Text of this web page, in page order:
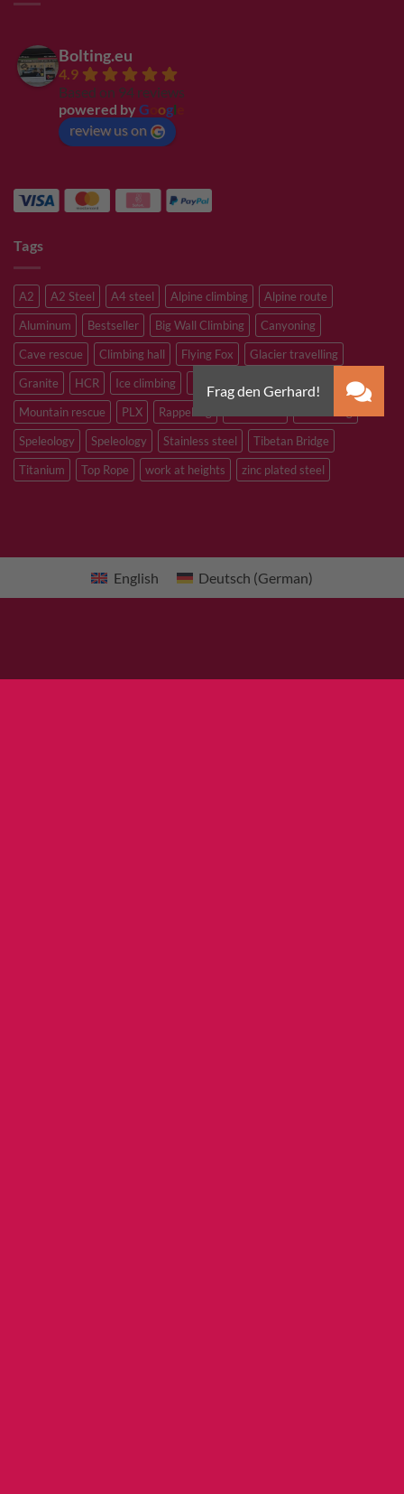
Bolting.eu
4.9
Based on 94 reviews
powered by G ogl
review us on
Tags
A2 A2 Steel A4 steel Alpine climbing
Alpine route
Aluminum
Bestseller Big Wall Climbing
Canyoning
Cave rescue
Climbing hall Flying Fox
Glacier travelling
Granite
HCR Ice climbing
Mountain rescue
PLX Rappelling
Speleology
Speleology Stainless steel
Tibetan Bridge
Titanium
Top Rope work at heights zinc plated steel
English Deutsch (German)